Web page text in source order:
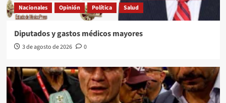
Nacionales
Opinión Política Salud
Diputados y gastos médicos mayores
3 de agosto de 2026 0